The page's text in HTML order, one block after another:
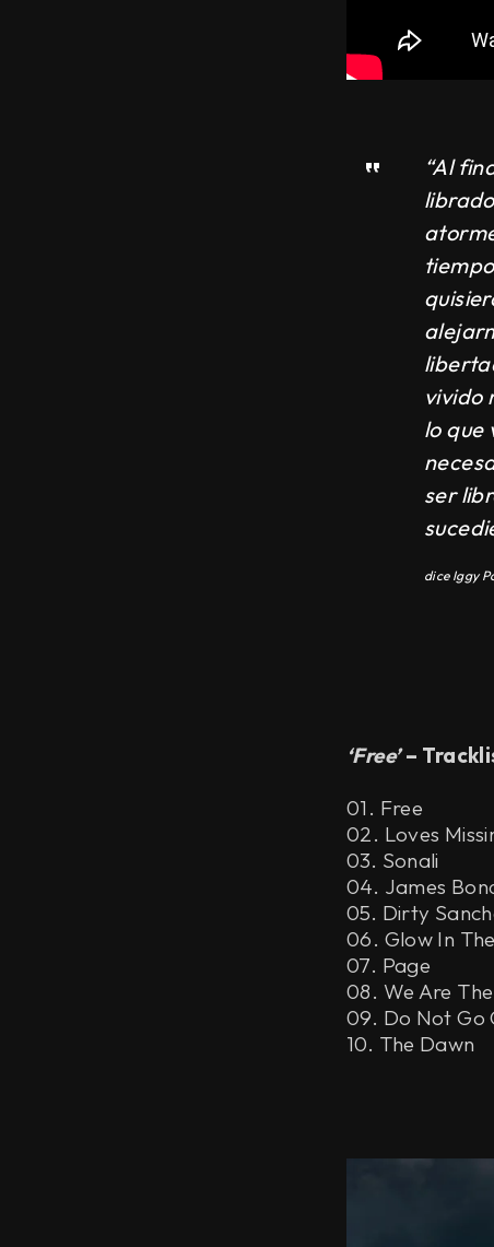
“Al
vivido
lo que
ser
dice Iggy
‘Free’–
01. Free
02. Loves
03. Sonali
04. James
05. Dirty
06. Glow In
07. Page
08. We Are
09. Do Not Go
10. The Dawn